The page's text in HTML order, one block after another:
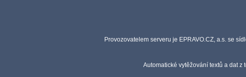
Provozovatelem serveru je EPRAVO.CZ, a.s. se
Automatické vytěžování textů a dat z